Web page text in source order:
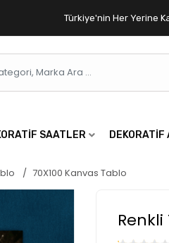
Türkiye'nin Her Yerine
SAATLER
70X100 Kanvas Tablo